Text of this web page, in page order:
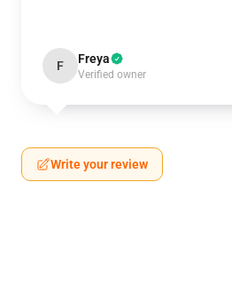
F Freya
Verified owner
Write your review